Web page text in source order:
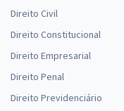
Direito Civil
Direito Constitucional
Direito Empresarial
Direito Penal
Direito Previdenciário